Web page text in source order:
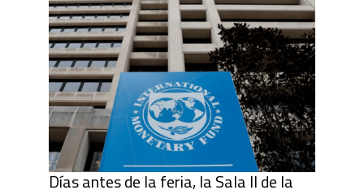
Días antes de la feria, la Sala II de la